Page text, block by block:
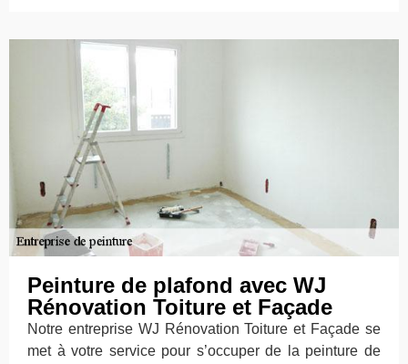
Peinture de plafond avec WJ
Rénovation Toiture et Façade
Notre entreprise WJ Rénovation Toiture et Façade se
met à votre service pour s’occuper de la peinture de